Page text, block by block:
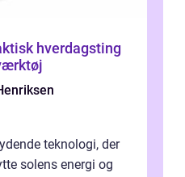
hverdagsting
teknologi, der
solens energi og